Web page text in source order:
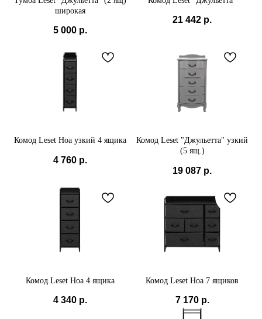
широкая
5 000 р.
21 442 р.
Комод Leset Ноа узкий 4 ящика
4 760 р.
Комод Leset "Джульетта" узкий
(5 ящ.)
19 087 р.
Комод Leset Ноа 4 ящика
4 340 р.
Комод Leset Ноа 7 ящиков
7 170 р.